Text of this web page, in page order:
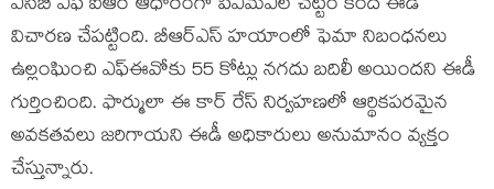
విచారణ చేపట్టింది. బీఆర్ఎస్ హయాంలో ఫెమా నిబంధనలు
ఉల్లంఘించి ఎఫ్ఈవోకు 55 కోట్లు నగదు బదిలీ అయిందని ఈడీ
గుర్తించింది. ఫార్ములా ఈ కార్ రేస్ నిర్వహణలో ఆర్థికపరమైన
అవకతవలు జరిగాయని ఈడీ అధికారులు అనుమానం వ్యక్తం
చేస్తున్నారు.